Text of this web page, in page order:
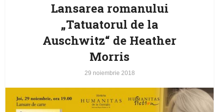
Lansarea romanului
„Tatuatorul de la
Auschwitz“ de Heather
Morris
29 noiembrie 2018